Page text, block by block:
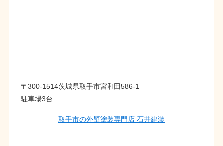
〒300-1514茨城県取手市宮和田586-1
駐車場3台
取手市の外壁塗装専門店 石井建装